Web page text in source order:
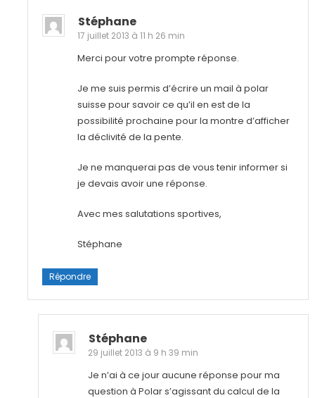
Stéphane
17 juillet 2013 à 11 h 26 min
Merci pour votre prompte réponse.
Je me suis permis d’écrire un mail à polar
suisse pour savoir ce qu’il en est de la
possibilité prochaine pour la montre d’afficher
la déclivité de la pente.
Je ne manquerai pas de vous tenir informer si
je devais avoir une réponse.
Avec mes salutations sportives,
Stéphane
Répondre
Stéphane
29 juillet 2013 à 9 h 39 min
Je n’ai à ce jour aucune réponse pour ma
question à Polar s’agissant du calcul de la